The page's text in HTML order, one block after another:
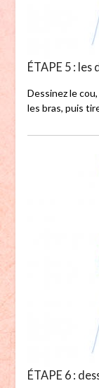
ÉTAPE 5 : les
Dessinez le
les bras, puis
ÉTAPE 6 :